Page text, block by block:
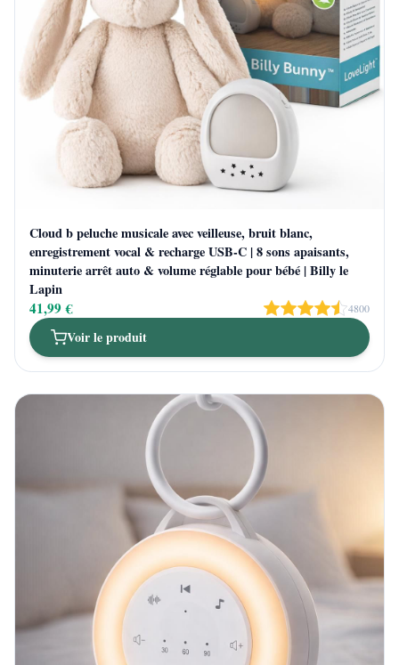
Cloud b peluche musicale avec veilleuse, bruit blanc,
enregistrement vocal & recharge USB-C | 8 sons apaisants,
minuterie arrêt auto & volume réglable pour bébé | Billy le
Lapin
41,99 € 4800
Voir le produit